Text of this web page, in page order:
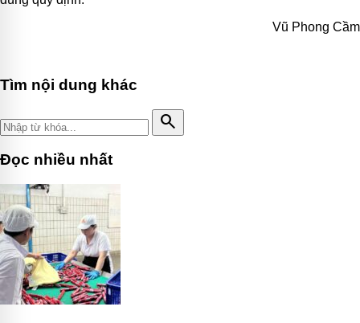
Vũ Phong Cầm
Tìm nội dung khác
search
Đọc nhiều nhất